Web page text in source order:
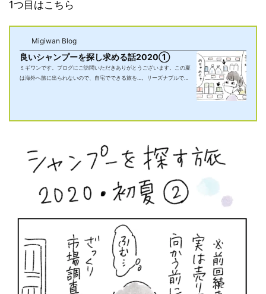
1つ目はこちら
Migiwan Blog
良いシャンプーを探し求める話2020①
ミギワンです。ブログにご訪問いただきありがとうございます。この夏
は海外へ旅に出られないので、自宅でできる旅を…。リーズナブルです